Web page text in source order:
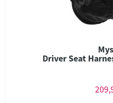
Driver Seat